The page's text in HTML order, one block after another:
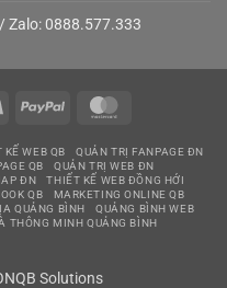
/ Zalo:0888.577.333
Visa PayPal
KẾ WEB QB
QUẢN TRỊ FANPAGE ĐN
QB
QUẢN TRỊ WEB ĐN
ĐN
THIẾT KẾ WEB ĐỒNG HỚI
QB
MARKETING ONLINE QB
QUẢNG BÌNH
QUẢNG BÌNH WEB
THÔNG MINH QUẢNG BÌNH
Solutions